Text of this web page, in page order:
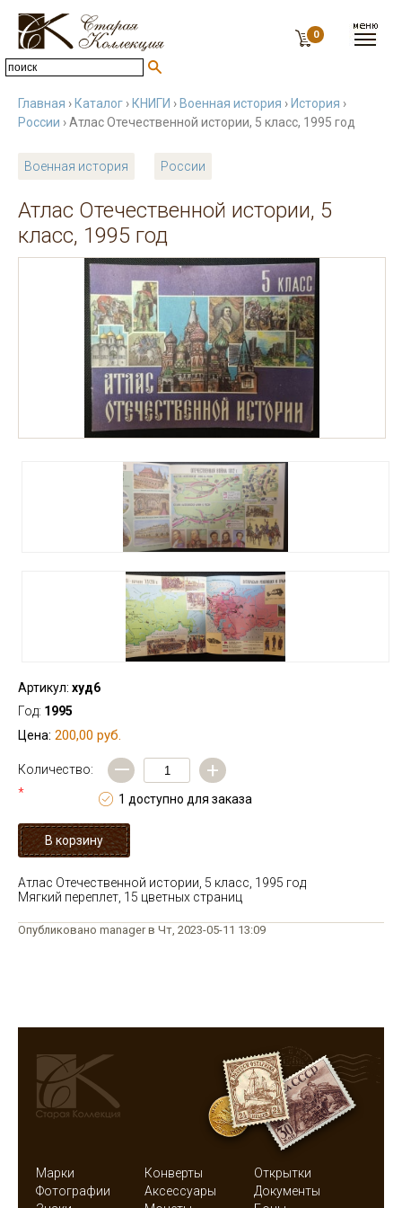
0
Главная › Каталог › КНИГИ › Военная история › История ›
России › Атлас Отечественной истории, 5 класс, 1995 год
Военная история России
Атлас Отечественной истории, 5
класс, 1995 год
Артикул: худ6
Год: 1995
Цена: 200,00 руб.
Количество:
*
— +
1 доступно для заказа
Атлас Отечественной истории, 5 класс, 1995 год
Мягкий переплет, 15 цветных страниц
Опубликовано manager в Чт, 2023-05-11 13:09
Марки Конверты
Открытки
Фотографии
Аксессуары
Документы